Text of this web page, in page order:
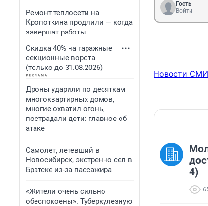
Ремонт теплосети на
Кропоткина продлили — когда
завершат работы
Скидка 40% на гаражные
секционные ворота
(только до 31.08.2026)
Дроны ударили по десяткам
многоквартирных домов,
многие охватил огонь,
пострадали дети: главное об
атаке
Самолет, летевший в
Новосибирск, экстренно сел в
Братске из-за пассажира
«Жители очень сильно
обеспокоены». Туберкулезную
Гость
Войти
Новости
4)